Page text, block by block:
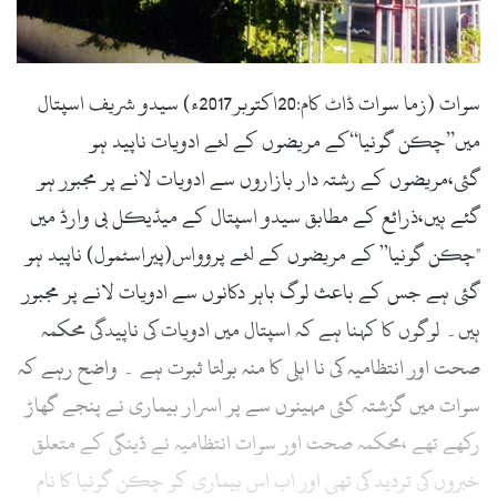
l
سوات (زما سوات ڈاٹ کام:20اکتوبر2017ء) سیدو شریف اسپتال
میں’’چکن گونیا‘‘کے مریضوں کے لئے ادویات ناپید ہو
گئی،مریضوں کے رشتہ دار بازاروں سے ادویات لانے پر مجبور ہو
گئے ہیں،ذرائع کے مطابق سیدو اسپتال کے میڈیکل بی وارڈ میں
"چکن گونیا” کے مریضوں کے لئے پروواس(پیراسٹمول) ناپید ہو
گئی ہے جس کے باعث لوگ باہر دکانوں سے ادویات لانے پر مجبور
ہیں۔ لوگوں کا کہنا ہے کہ اسپتال میں ادویات کی ناپیدگی محکمہ
صحت اور انتظامیہ کی نا اہلی کا منہ بولتا ثبوت ہے ۔ واضح رہے کہ
سوات میں گزشتہ کئی مہینوں سے پر اسرار بیماری نے پنجے گھاڑ
رکھے تھے ،محکمہ صحت اور سوات انتظامیہ نے ڈینگی کے متعلق
خبروں کی تردید کی تھی اور اب اس بیماری کو چکن گونیا کا نام